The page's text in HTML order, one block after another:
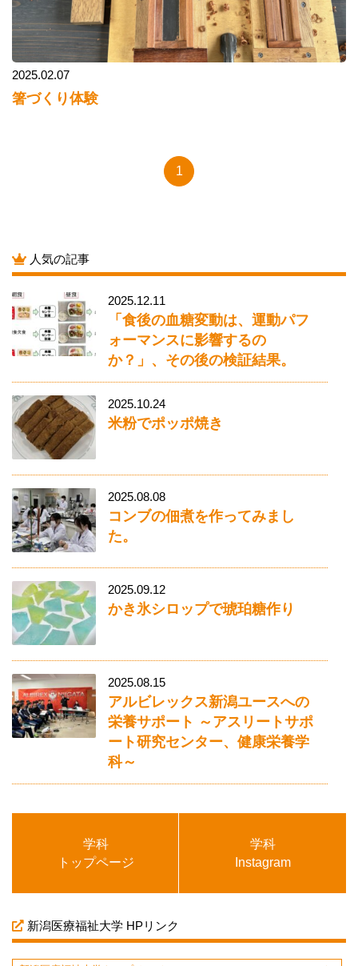
2025.02.07
箸づくり体験
1
人気の記事
2025.12.11
「食後の血糖変動は、運動パフ
ォーマンスに影響するの
か？」、その後の検証結果。
2025.10.24
米粉でポッポ焼き
2025.08.08
コンブの佃煮を作ってみまし
た。
2025.09.12
かき氷シロップで琥珀糖作り
2025.08.15
アルビレックス新潟ユースへの
栄養サポート ～アスリートサポ
ート研究センター、健康栄養学
科～
学科
トップページ
学科
Instagram
新潟医療福祉大学 HPリンク